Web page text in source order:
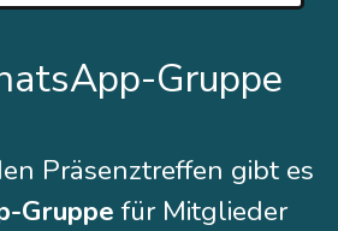
Gruppe
Präsenztreffen gibt es
Gruppefür Mitglieder